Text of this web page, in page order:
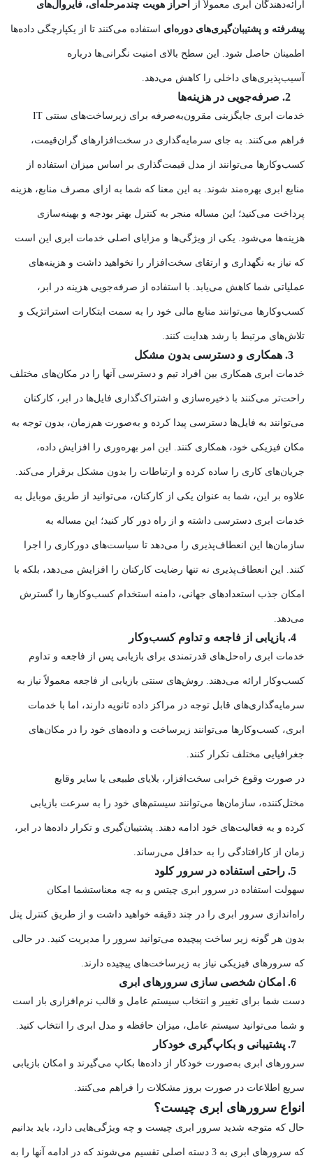
ارائه‌دهندگان ابری معمولاً از احراز هویت چندمرحله‌ای، فایروال‌های
پیشرفته و پشتیبان‌گیری‌های دوره‌ای استفاده می‌کنند تا از یکپارچگی داده‌ها
اطمینان حاصل شود. این سطح بالای امنیت نگرانی‌ها درباره
آسیب‌پذیری‌های داخلی را کاهش می‌دهد.
خدمات ابری جایگزینی مقرون‌به‌صرفه برای زیرساخت‌های سنتی IT
فراهم می‌کنند. به جای سرمایه‌گذاری در سخت‌افزارهای گران‌قیمت،
کسب‌وکارها می‌توانند از مدل قیمت‌گذاری بر اساس میزان استفاده از
منابع ابری بهره‌مند شوند. به این معنا که شما به ازای مصرف منابع، هزینه
پرداخت می‌کنید؛ این مساله منجر به کنترل بهتر بودجه و بهینه‌سازی
هزینه‌ها می‌شود. یکی از ویژگی‌ها و مزایای اصلی خدمات ابری این است
که نیاز به نگهداری و ارتقای سخت‌افزار را نخواهید داشت و هزینه‌های
عملیاتی شما کاهش می‌یابد. با استفاده از صرفه‌جویی هزینه در ابر،
کسب‌وکارها می‌توانند منابع مالی خود را به سمت ابتکارات استراتژیک و
تلاش‌های مرتبط با رشد هدایت کنند.
خدمات ابری همکاری بین افراد تیم و دسترسی آنها را در مکان‌های مختلف
راحت‌تر می‌کنند با ذخیره‌سازی و اشتراک‌گذاری فایل‌ها در ابر، کارکنان
می‌توانند به فایل‌ها دسترسی پیدا کرده و به‌صورت هم‌زمان، بدون توجه به
مکان فیزیکی خود، همکاری کنند. این امر بهره‌وری را افزایش داده،
جریان‌های کاری را ساده کرده و ارتباطات را بدون مشکل برقرار می‌کند.
علاوه بر این، شما به عنوان یکی از کارکنان، می‌توانید از طریق موبایل به
خدمات ابری دسترسی داشته و از راه دور کار کنید؛ این مساله به
سازمان‌ها این انعطاف‌پذیری را می‌دهد تا سیاست‌های دورکاری را اجرا
کنند. این انعطاف‌پذیری نه تنها رضایت کارکنان را افزایش می‌دهد، بلکه با
امکان جذب استعدادهای جهانی، دامنه استخدام کسب‌وکارها را گسترش
می‌دهد.
خدمات ابری راه‌حل‌های قدرتمندی برای بازیابی پس از فاجعه و تداوم
کسب‌وکار ارائه می‌دهند. روش‌های سنتی بازیابی از فاجعه معمولاً نیاز به
سرمایه‌گذاری‌های قابل توجه در مراکز داده ثانویه دارند، اما با خدمات
ابری، کسب‌وکارها می‌توانند زیرساخت و داده‌های خود را در مکان‌های
جغرافیایی مختلف تکرار کنند.
در صورت وقوع خرابی سخت‌افزار، بلایای طبیعی یا سایر وقایع
مختل‌کننده، سازمان‌ها می‌توانند سیستم‌های خود را به سرعت بازیابی
کرده و به فعالیت‌های خود ادامه دهند. پشتیبان‌گیری و تکرار داده‌ها در ابر،
زمان از کارافتادگی را به حداقل می‌رساند.
سهولت استفاده در سرور ابری چیتس و به چه معناستشما امکان
راه‌اندازی سرور ابری را در چند دقیقه خواهید داشت و از طریق کنترل پنل
بدون هر گونه زیر ساخت پیچیده می‌توانید سرور را مدیریت کنید. در حالی
که سرورهای فیزیکی نیاز به زیرساخت‌های پیچیده دارند.
دست شما برای تغییر و انتخاب سیستم عامل و قالب نرم‌افزاری باز است
و شما می‌توانید سیستم عامل، میزان حافظه و مدل ابری را انتخاب کنید.
سرورهای ابری به‌صورت خودکار از داده‌ها بکاپ می‌گیرند و امکان بازیابی
سریع اطلاعات در صورت بروز مشکلات را فراهم می‌کنند.
انواع سرورهای ابری چیست؟
حال که متوجه شدید سرور ابری چیست و چه ویژگی‌هایی دارد، باید بدانیم
که سرور‌های ابری به 3 دسته اصلی تقسیم می‌شوند که در ادامه آنها را به